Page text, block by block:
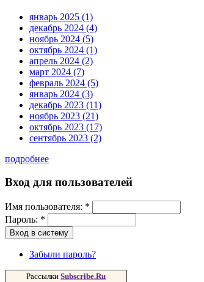
январь 2025 (1)
декабрь 2024 (4)
ноябрь 2024 (5)
октябрь 2024 (1)
апрель 2024 (2)
март 2024 (7)
февраль 2024 (5)
январь 2024 (3)
декабрь 2023 (11)
ноябрь 2023 (21)
октябрь 2023 (17)
сентябрь 2023 (2)
подробнее
Вход для пользователей
Имя пользователя: *
Пароль: *
Забыли пароль?
Рассылки Subscribe.Ru